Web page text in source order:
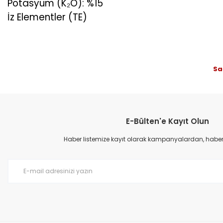
Potasyum (K₂O): %15
İz Elementler (TE)
Bu ürünün fiyat bilgisi, resim, ürün açıklamalarında ve diğer
Ürün bilgilerinde hatalar bulunuyor.
Ürün fiyatı diğer sitelerden daha pahalı.
E-Bülten'e Kayıt Olun
Haber listemize kayıt olarak kampanyalardan,